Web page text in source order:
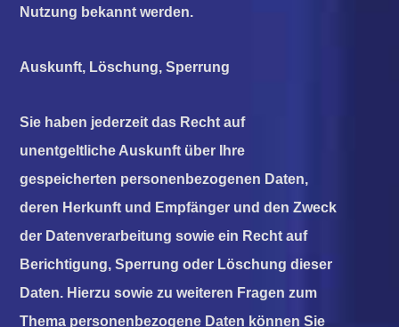
Nutzung bekannt werden.
Auskunft, Löschung, Sperrung
Sie haben jederzeit das Recht auf
unentgeltliche Auskunft über Ihre
gespeicherten personenbezogenen Daten,
deren Herkunft und Empfänger und den Zweck
der Datenverarbeitung sowie ein Recht auf
Berichtigung, Sperrung oder Löschung dieser
Daten. Hierzu sowie zu weiteren Fragen zum
Thema personenbezogene Daten können Sie